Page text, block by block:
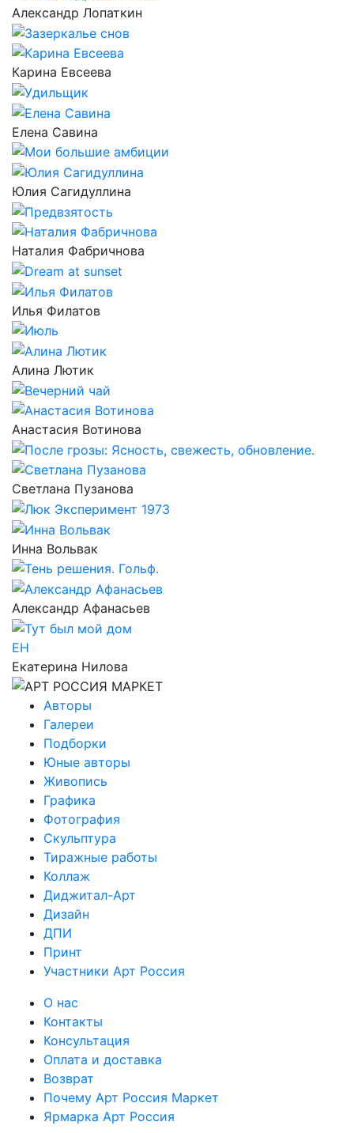
Александр Лопаткин
Карина Евсеева
Елена Савина
Юлия Сагидуллина
Наталия Фабричнова
Илья Филатов
Алина Лютик
Анастасия Вотинова
Светлана Пузанова
Инна Вольвак
Александр Афанасьев
ЕН
Екатерина Нилова
Авторы
Галереи
Подборки
Юные авторы
Живопись
Графика
Фотография
Скульптура
Тиражные работы
Коллаж
Диджитал-Арт
Дизайн
ДПИ
Принт
Участники Арт Россия
О нас
Контакты
Консультация
Оплата и доставка
Возврат
Почему Арт Россия Маркет
Ярмарка Арт Россия